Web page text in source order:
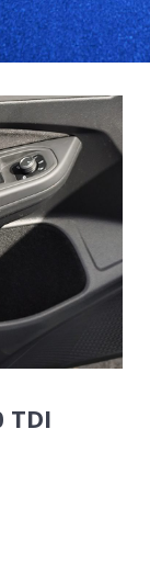
TDI